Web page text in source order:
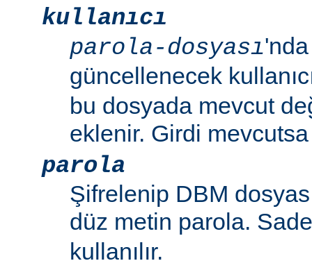
kullanıcı
parola-dosyası
güncellenecek
bu dosyada mevcut
eklenir. Girdi
parola
Şifrelenip DBM
düz metin parola.
kullanılır.